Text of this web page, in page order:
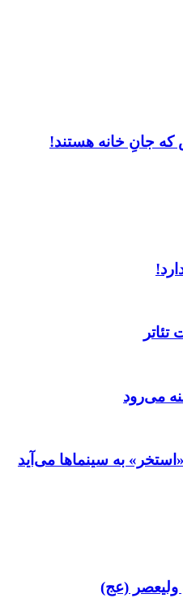
که جانِ خانه هستند!
می‌رود
به سینماها می‌آید
ولیعصر (عج)